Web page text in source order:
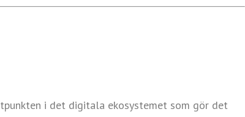
i det digitala ekosystemet som gör det